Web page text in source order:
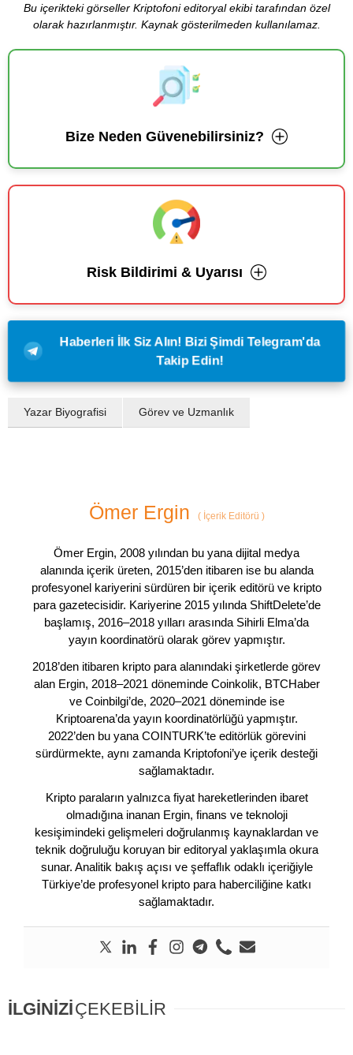
Bu içerikteki görseller Kriptofoni editoryal ekibi tarafından özel
olarak hazırlanmıştır. Kaynak gösterilmeden kullanılamaz.
Bize Neden Güvenebilirsiniz?
Risk Bildirimi & Uyarısı
Haberleri İlk Siz Alın! Bizi Şimdi Telegram'da
Takip Edin!
Yazar Biyografisi Görev ve Uzmanlık
Ömer Ergin (İçerik Editörü )
Ömer Ergin, 2008 yılından bu yana dijital medya
alanında içerik üreten, 2015’den itibaren ise bu alanda
profesyonel kariyerini sürdüren bir içerik editörü ve kripto
para gazetecisidir. Kariyerine 2015 yılında ShiftDelete’de
başlamış, 2016–2018 yılları arasında Sihirli Elma’da
yayın koordinatörü olarak görev yapmıştır.
2018’den itibaren kripto para alanındaki şirketlerde görev
alan Ergin, 2018–2021 döneminde Coinkolik, BTCHaber
ve Coinbilgi’de, 2020–2021 döneminde ise
Kriptoarena’da yayın koordinatörlüğü yapmıştır.
2022’den bu yana COINTURK’te editörlük görevini
sürdürmekte, aynı zamanda Kriptofoni’ye içerik desteği
sağlamaktadır.
Kripto paraların yalnızca fiyat hareketlerinden ibaret
olmadığına inanan Ergin, finans ve teknoloji
kesişimindeki gelişmeleri doğrulanmış kaynaklardan ve
teknik doğruluğu koruyan bir editoryal yaklaşımla okura
sunar. Analitik bakış açısı ve şeffaflık odaklı içeriğiyle
Türkiye’de profesyonel kripto para haberciliğine katkı
sağlamaktadır.
İLGİNİZİÇEKEBİLİR